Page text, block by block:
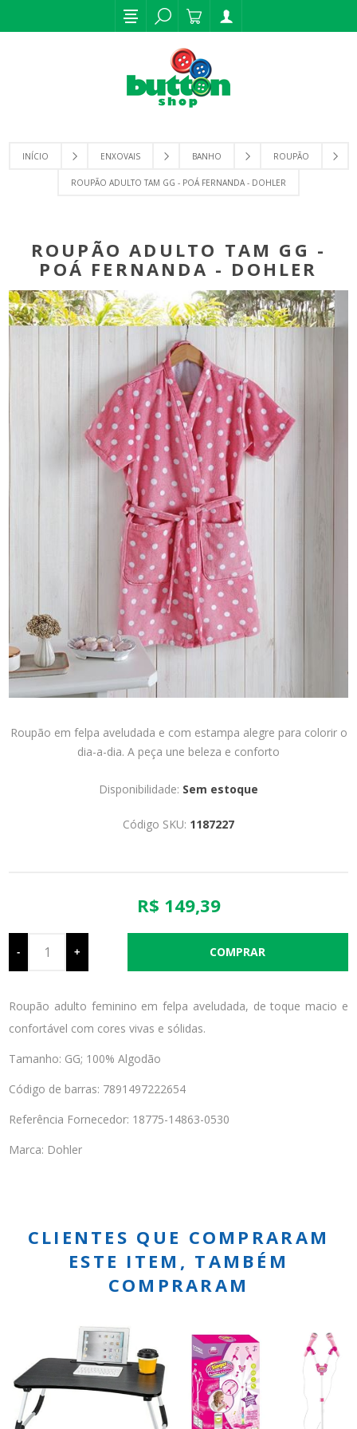
INÍCIO ENXOVAIS BANHO ROUPÃO
ROUPÃO ADULTO TAM GG - POÁ FERNANDA - DOHLER
ROUPÃO ADULTO TAM GG -
POÁ FERNANDA - DOHLER
Roupão em felpa aveludada e com estampa alegre para colorir o
dia-a-dia. A peça une beleza e conforto
Disponibilidade: Sem estoque
Código SKU: 1187227
R$ 149,39
- +
Roupão adulto feminino em felpa aveludada, de toque macio e
confortável com cores vivas e sólidas.
Tamanho: GG; 100% Algodão
Código de barras: 7891497222654
Referência Fornecedor: 18775-14863-0530
Marca: Dohler
CLIENTES QUE COMPRARAM
ESTE ITEM, TAMBÉM
COMPRARAM